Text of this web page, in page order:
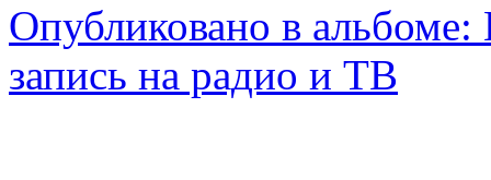
Опубликовано в альбоме:
запись на радио и ТВ